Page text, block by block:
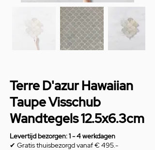
Terre D'azur Hawaiian
Taupe Visschub
Wandtegels 12.5x6.3cm
Levertijd bezorgen: 1 - 4 werkdagen
✔ Gratis thuisbezorgd vanaf € 495.-